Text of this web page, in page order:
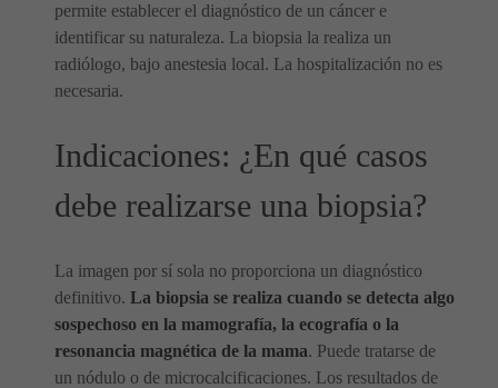
permite establecer el diagnóstico de un cáncer e
identificar su naturaleza. La biopsia la realiza un
radiólogo, bajo anestesia local. La hospitalización no es
necesaria.
Indicaciones: ¿En qué casos
debe realizarse una biopsia?
La imagen por sí sola no proporciona un diagnóstico
definitivo. La biopsia se realiza cuando se detecta algo
sospechoso en la mamografía, la ecografía o la
resonancia magnética de la mama. Puede tratarse de
un nódulo o de microcalcificaciones. Los resultados de